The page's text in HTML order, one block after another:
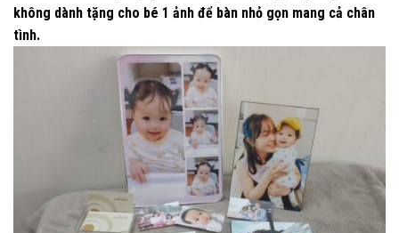
không dành tặng cho bé 1 ảnh để bàn nhỏ gọn mang cả chân
tình.